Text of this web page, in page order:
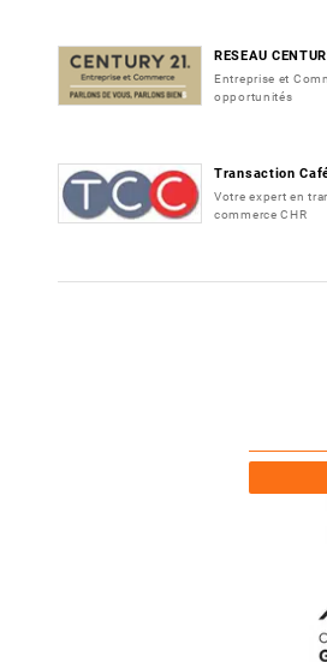
RESEAU
Entreprise et
opportunités
Transaction
Votre expert en
commerce CHR